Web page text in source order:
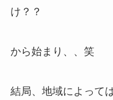
け？？
から始まり、、笑
結局、地域によって